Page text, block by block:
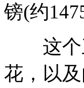
镑(约
这个三
花，以